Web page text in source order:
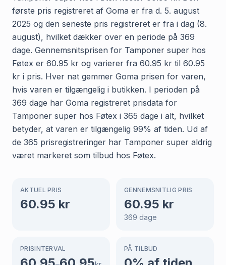
første pris registreret af Goma er fra d. 5. august
2025 og den seneste pris registreret er fra i dag (8.
august), hvilket dækker over en periode på 369
dage. Gennemsnitsprisen for Tamponer super hos
Føtex er 60.95 kr og varierer fra 60.95 kr til 60.95
kr i pris. Hver nat gemmer Goma prisen for varen,
hvis varen er tilgængelig i butikken. I perioden på
369 dage har Goma registreret prisdata for
Tamponer super hos Føtex i 365 dage i alt, hvilket
betyder, at varen er tilgængelig 99% af tiden. Ud af
de 365 prisregistreringer har Tamponer super aldrig
været markeret som tilbud hos Føtex.
AKTUEL PRIS
60.95 kr
GENNEMSNITLIG PRIS
60.95 kr
369 dage
PRISINTERVAL PÅ TILBUD